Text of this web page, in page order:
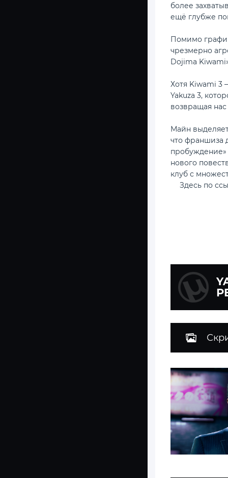
более
ещё глубже
Помимо
чрезмерно
Dojima
Хотя Kiwami 3
Yakuza 3,
возвращая
Майн
что франшиза
пробуждение»
нового
клуб с
Здесь по